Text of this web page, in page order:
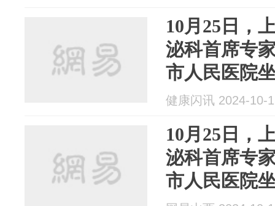
10月25日，
泌科首席专
市人民医院
健康闪讯 2024-10-
10月25日，
泌科首席专
市人民医院